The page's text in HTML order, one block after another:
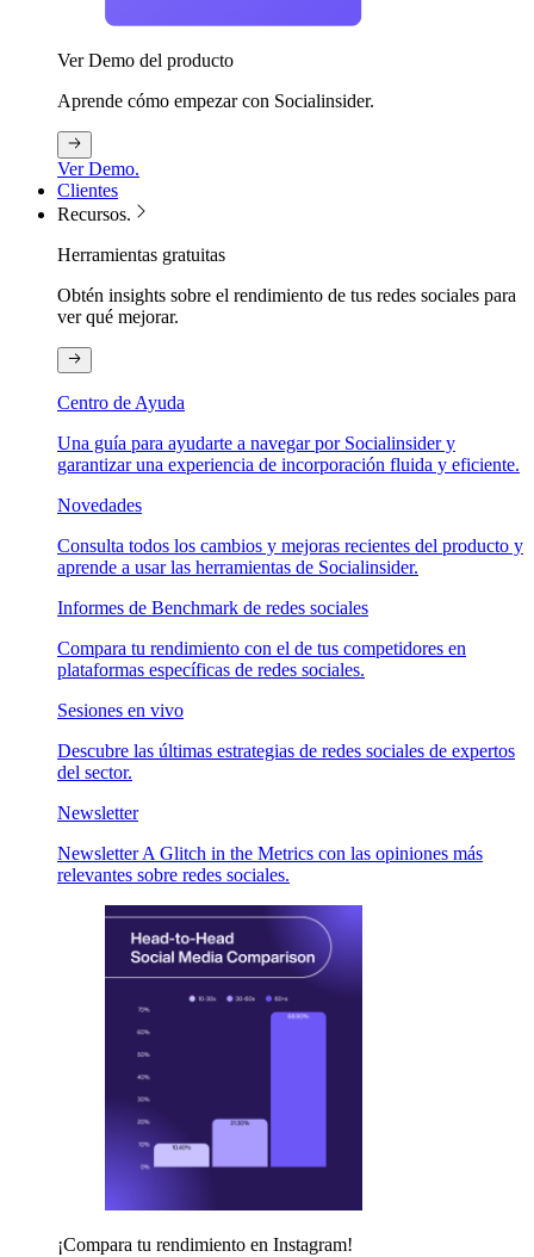
Ver Demo del producto
Aprende cómo empezar con Socialinsider.
Ver Demo.
Clientes
Recursos.
Herramientas gratuitas
Obtén insights sobre el rendimiento de tus redes sociales para
ver qué mejorar.
Centro de Ayuda
Una guía para ayudarte a navegar por Socialinsider y
garantizar una experiencia de incorporación fluida y eficiente.
Novedades
Consulta todos los cambios y mejoras recientes del producto y
aprende a usar las herramientas de Socialinsider.
Informes de Benchmark de redes sociales
Compara tu rendimiento con el de tus competidores en
plataformas específicas de redes sociales.
Sesiones en vivo
Descubre las últimas estrategias de redes sociales de expertos
del sector.
Newsletter
Newsletter A Glitch in the Metrics con las opiniones más
relevantes sobre redes sociales.
¡Compara tu rendimiento en Instagram!